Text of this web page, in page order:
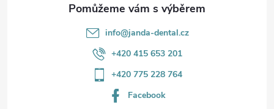
info@janda-dental.cz
+420 415 653 201
+420 775 228 764
Facebook